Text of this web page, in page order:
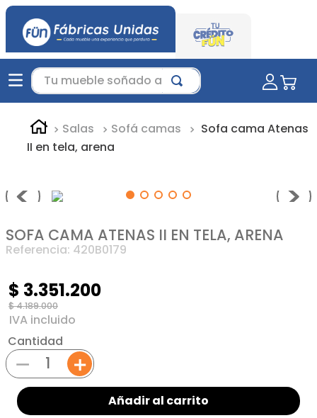
Tu mueble soñado aquí...
Salas Sofá camas
Sofa cama Atenas
II en tela, arena
SOFA CAMA ATENAS II EN TELA, ARENA
Referencia: 420B0179
$4.189.000
$ 3.351.200
Cantidad
＋
－
Añadir al carrito